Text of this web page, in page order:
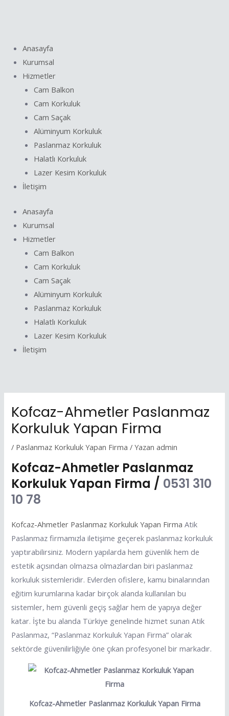
Anasayfa
Kurumsal
Hizmetler
Cam Balkon
Cam Korkuluk
Cam Saçak
Alüminyum Korkuluk
Paslanmaz Korkuluk
Halatlı Korkuluk
Lazer Kesim Korkuluk
İletişim
Anasayfa
Kurumsal
Hizmetler
Cam Balkon
Cam Korkuluk
Cam Saçak
Alüminyum Korkuluk
Paslanmaz Korkuluk
Halatlı Korkuluk
Lazer Kesim Korkuluk
İletişim
Kofcaz-Ahmetler Paslanmaz
Korkuluk Yapan Firma
/ Paslanmaz Korkuluk Yapan Firma / Yazan admin
Kofcaz-Ahmetler Paslanmaz
Korkuluk Yapan Firma / 0531 310
10 78
Kofcaz-Ahmetler Paslanmaz Korkuluk Yapan Firma Atik
Paslanmaz firmamızla iletişime geçerek paslanmaz korkuluk
yaptırabilirsiniz. Modern yapılarda hem güvenlik hem de
estetik açısından olmazsa olmazlardan biri paslanmaz
korkuluk sistemleridir. Evlerden ofislere, kamu binalarından
eğitim kurumlarına kadar birçok alanda kullanılan bu
sistemler, hem güvenli geçiş sağlar hem de yapıya değer
katar. İşte bu alanda Türkiye genelinde hizmet sunan Atik
Paslanmaz, “Paslanmaz Korkuluk Yapan Firma” olarak
sektörde güvenilirliğiyle öne çıkan profesyonel bir markadır.
Kofcaz-Ahmetler Paslanmaz Korkuluk Yapan Firma